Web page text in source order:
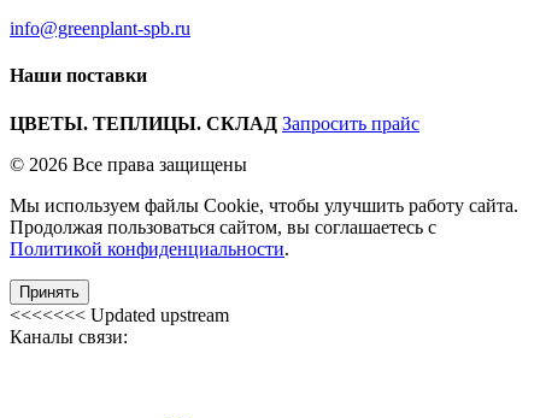
info@greenplant-spb.ru
Наши поставки
ЦВЕТЫ. ТЕПЛИЦЫ. СКЛАД Запросить прайс
© 2026 Все права защищены
Мы используем файлы Cookie, чтобы улучшить работу сайта.
Продолжая пользоваться сайтом, вы соглашаетесь с
Политикой конфиденциальности.
Принять
<<<<<<< Updated upstream
Каналы связи: